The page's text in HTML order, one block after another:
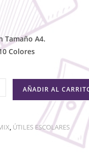
Tamaño A4.
Colores
AÑADIR AL
, ÚTILES ESCOLARES